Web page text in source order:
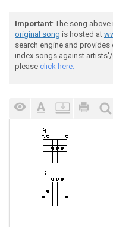
Important: The song above
original song is hosted at
search engine and
index songs against
please click here.